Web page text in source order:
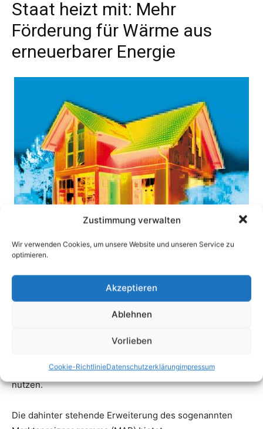
Zustimmung verwalten
Wir verwenden Cookies, um unsere Website und unseren Service zu
optimieren.
Akzeptieren
Ablehnen
Vorlieben
Cookie-RichtlinieDatenschutzerklärungimpressum